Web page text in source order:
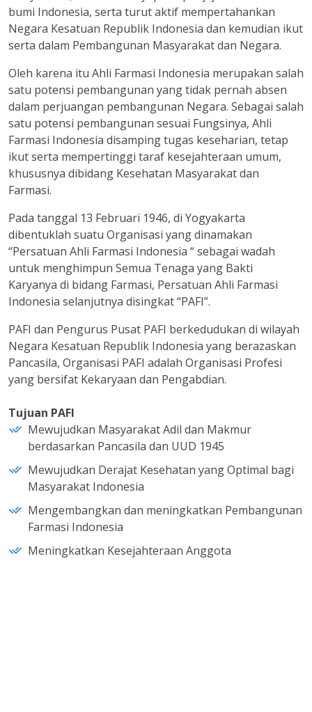
bumi Indonesia, serta turut aktif mempertahankan
Negara Kesatuan Republik Indonesia dan kemudian ikut
serta dalam Pembangunan Masyarakat dan Negara.
Oleh karena itu Ahli Farmasi Indonesia merupakan salah
satu potensi pembangunan yang tidak pernah absen
dalam perjuangan pembangunan Negara. Sebagai salah
satu potensi pembangunan sesuai Fungsinya, Ahli
Farmasi Indonesia disamping tugas keseharian, tetap
ikut serta mempertinggi taraf kesejahteraan umum,
khususnya dibidang Kesehatan Masyarakat dan
Farmasi.
Pada tanggal 13 Februari 1946, di Yogyakarta
dibentuklah suatu Organisasi yang dinamakan
“Persatuan Ahli Farmasi Indonesia “ sebagai wadah
untuk menghimpun Semua Tenaga yang Bakti
Karyanya di bidang Farmasi, Persatuan Ahli Farmasi
Indonesia selanjutnya disingkat “PAFI”.
PAFI dan Pengurus Pusat PAFI berkedudukan di wilayah
Negara Kesatuan Republik Indonesia yang berazaskan
Pancasila, Organisasi PAFI adalah Organisasi Profesi
yang bersifat Kekaryaan dan Pengabdian.
Tujuan PAFI
Mewujudkan Masyarakat Adil dan Makmur
berdasarkan Pancasila dan UUD 1945
Mewujudkan Derajat Kesehatan yang Optimal bagi
Masyarakat Indonesia
Mengembangkan dan meningkatkan Pembangunan
Farmasi Indonesia
Meningkatkan Kesejahteraan Anggota